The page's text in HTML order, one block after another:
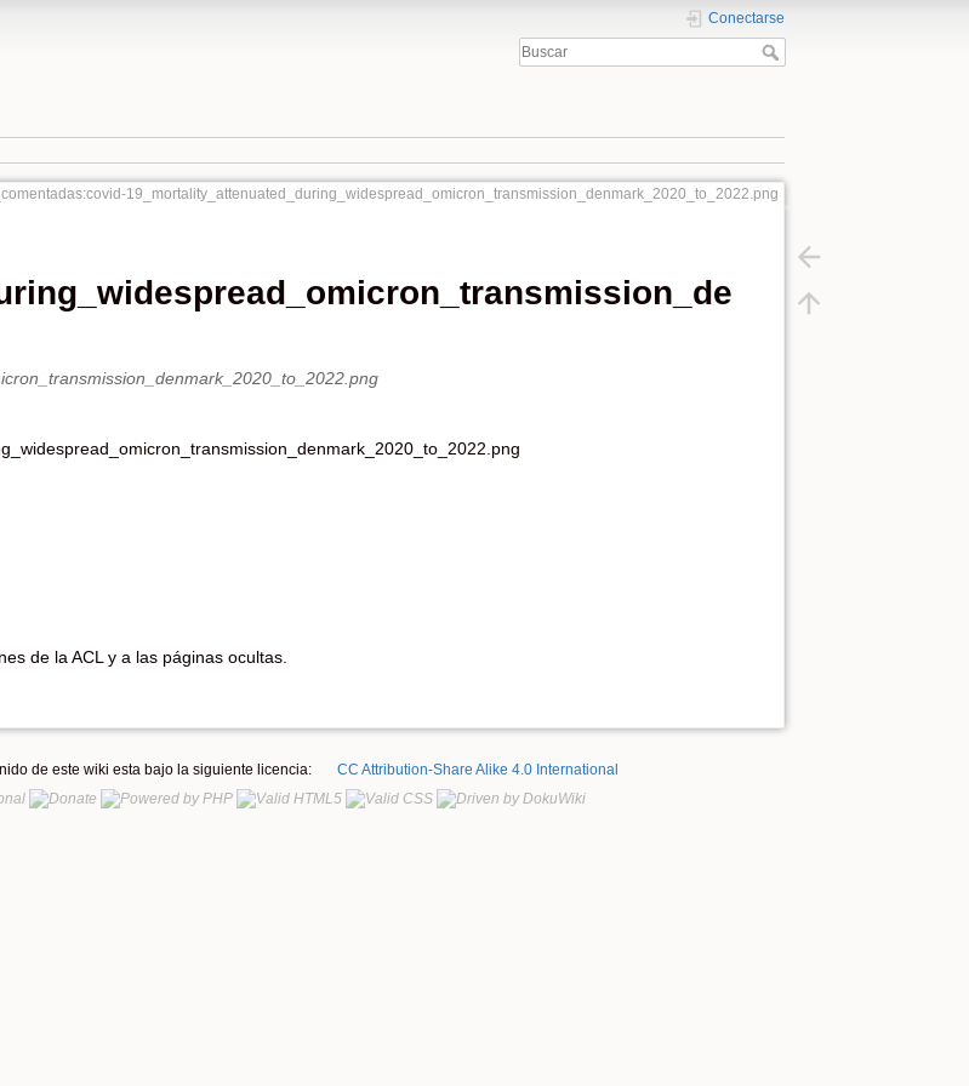
Conectarse
19_mortality_attenuated_during_widespread_omicron_transmission_denmark_2020_to_2022.png
de la ACL y a las páginas ocultas.
de este wiki esta bajo la siguiente licencia: CC Attribution-Share Alike 4.0 International